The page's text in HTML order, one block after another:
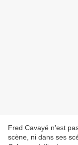
Fred Cavayé n'est
scène, ni dans ses